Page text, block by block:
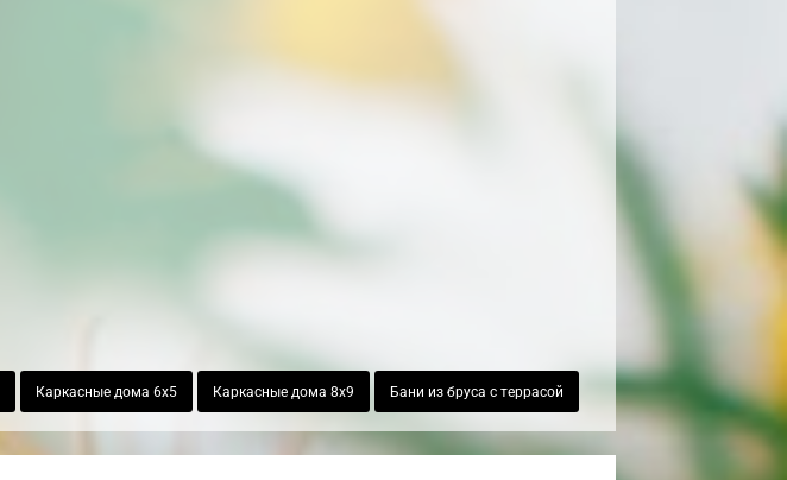
Каркасные дома 6х5 Каркасные дома 8х9 Бани из бруса с террасой